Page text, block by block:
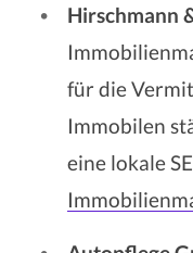
Hirschmann
für die
Immobilen
eine lokale